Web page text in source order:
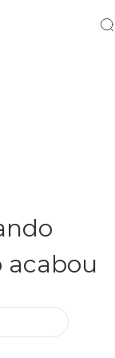
acabou